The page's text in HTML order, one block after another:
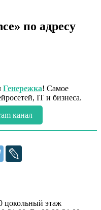
по адресу
Генережка! Самое
IT и бизнеса.
канал
цокольный этаж